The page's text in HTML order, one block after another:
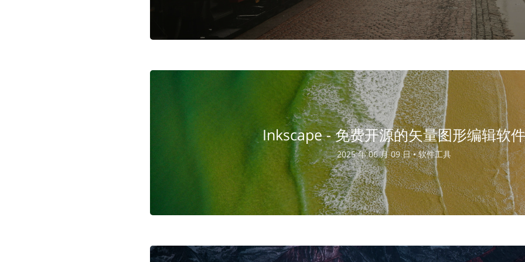
Inkscape - 免费开源的矢量图形编辑软件
2025 年 06 月 09 日 •软件工具